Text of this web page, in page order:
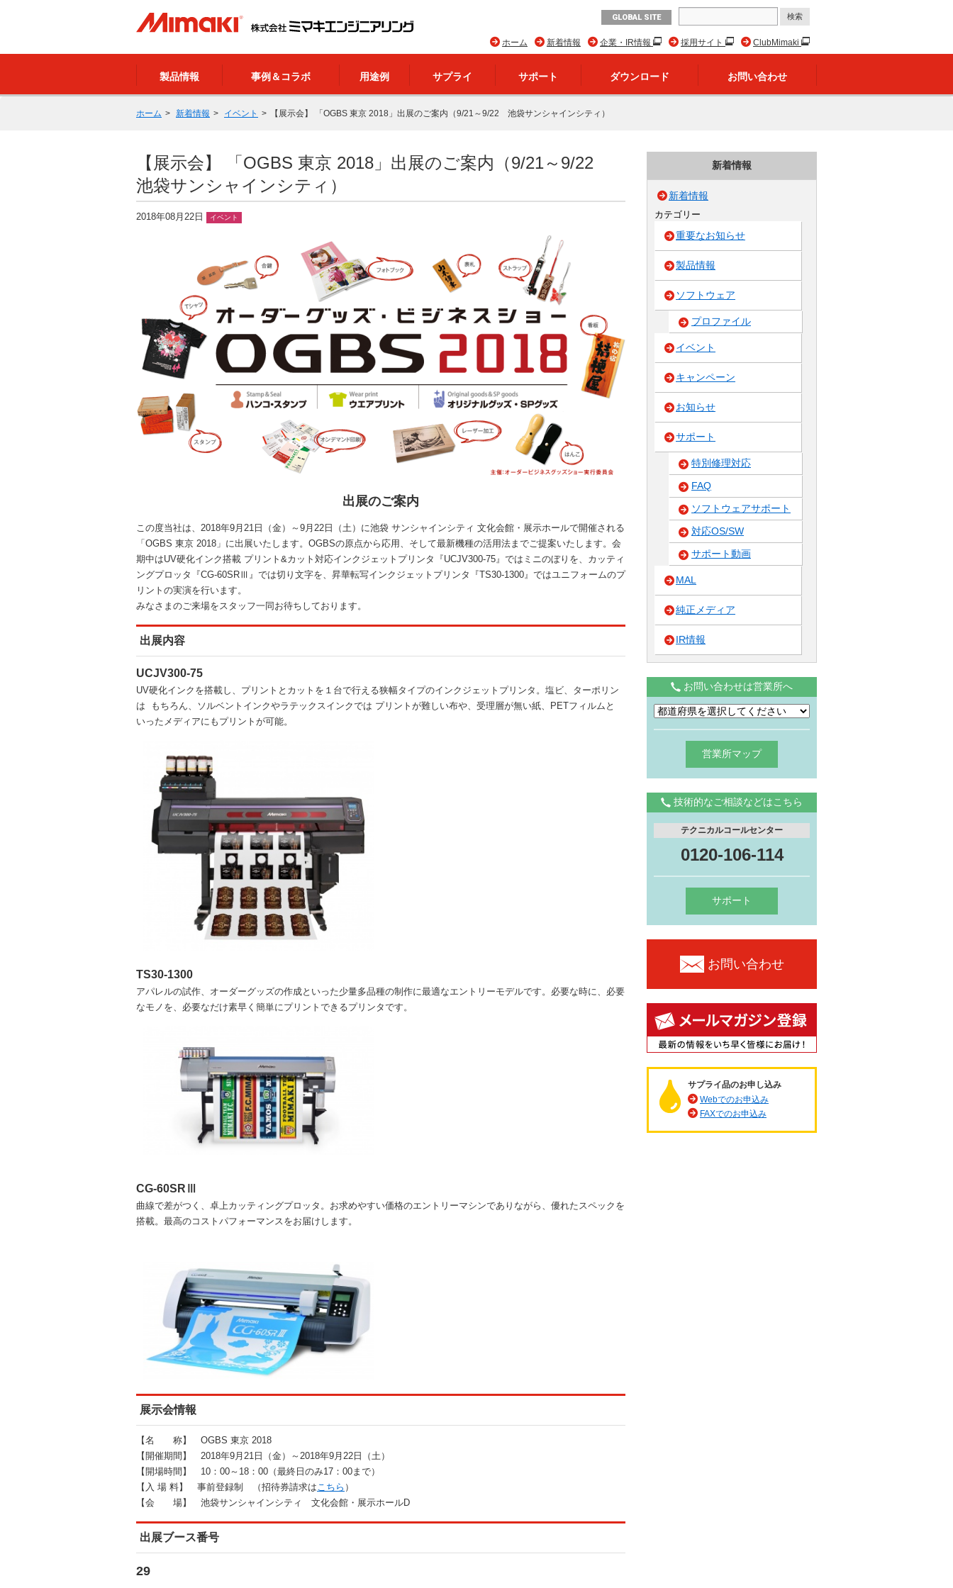
GLOBAL SITE
ClubMimaki
採用サイト
企業・IR情報
新着情報
ホーム
製品情報 事例＆コラボ 用途例 サプライ サポート ダウンロード お問い合わせ
ホーム 新着情報 イベント 【展示会】 「OGBS 東京 2018」出展のご案内（9/21～9/22 池袋サンシャインシティ）
【展示会】 「OGBS 東京 2018」出展のご案内（9/21～9/22
池袋サンシャインシティ）
2018年08月22日 イベント
出展のご案内
この度当社は、2018年9月21日（金）～9月22日（土）に池袋 サンシャインシティ 文化会館・展示ホールで開催される
「OGBS 東京 2018」に出展いたします。OGBSの原点から応用、そして最新機種の活用法までご提案いたします。会
期中はUV硬化インク搭載 プリント&カット対応インクジェットプリンタ『UCJV300-75』ではミニのぼりを、カッティ
ングプロッタ『CG-60SRⅢ』では切り文字を、昇華転写インクジェットプリンタ『TS30-1300』ではユニフォームのプ
リントの実演を行います。
みなさまのご来場をスタッフ一同お待ちしております。
出展内容
UCJV300-75
UV硬化インクを搭載し、プリントとカットを１台で行える狭幅タイプのインクジェットプリンタ。塩ビ、ターポリン
は もちろん、ソルベントインクやラテックスインクでは プリントが難しい布や、受理層が無い紙、PETフィルムと
いったメディアにもプリントが可能。
TS30-1300
アパレルの試作、オーダーグッズの作成といった少量多品種の制作に最適なエントリーモデルです。必要な時に、必要
なモノを、必要なだけ素早く簡単にプリントできるプリンタです。
CG-60SRⅢ
曲線で差がつく、卓上カッティングプロッタ。お求めやすい価格のエントリーマシンでありながら、優れたスペックを
搭載。最高のコストパフォーマンスをお届けします。
展示会情報
【名 称】 OGBS 東京 2018
【開催期間】 2018年9月21日（金）～2018年9月22日（土）
【開場時間】 10：00～18：00（最終日のみ17：00まで）
【入 場 料】 事前登録制 （招待券請求はこちら ）
【会 場】 池袋サンシャインシティ 文化会館・展示ホールD
出展ブース番号
29
新着情報
新着情報
カテゴリー
重要なお知らせ
製品情報
ソフトウェア
プロファイル
イベント
キャンペーン
お知らせ
サポート
特別修理対応
FAQ
ソフトウェアサポート
対応OS/SW
サポート動画
MAL
純正メディア
IR情報
お問い合わせは営業所へ
営業所マップ
技術的なご相談などはこちら
テクニカルコールセンター
0120-106-114
サポート
お問い合わせ
サプライ品のお申し込み
Webでのお申込み
FAXでのお申込み